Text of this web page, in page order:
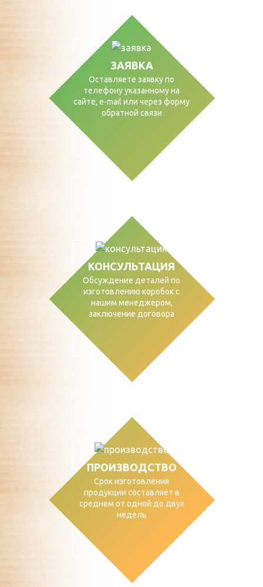
ЗАЯВКА
Оставляете заявку по
телефону указанному на
сайте, е-mail или через форму
обратной связи
КОНСУЛЬТАЦИЯ
Обсуждение деталей по
изготовлению коробок с
нашим менеджером,
заключение договора
ПРОИЗВОДСТВО
Срок изготовления
продукции составляет в
среднем от одной до двух
недель